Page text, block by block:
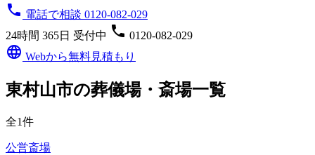
phone 電話で相談 0120-082-029
24時間 365日 受付中 phone 0120-082-029
language Webから無料見積もり
東村山市の葬儀場・斎場一覧
全1件
公営斎場